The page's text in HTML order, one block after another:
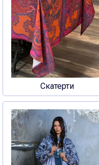
Скатерти